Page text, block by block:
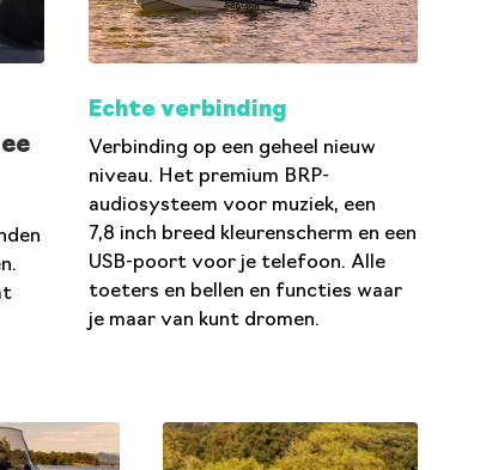
Echte verbinding
Verbinding op een geheel nieuw
niveau. Het premium BRP-
audiosysteem voor muziek, een
7,8 inch breed kleurenscherm en een
USB-poort voor je telefoon. Alle
toeters en bellen en functies waar
je maar van kunt dromen.